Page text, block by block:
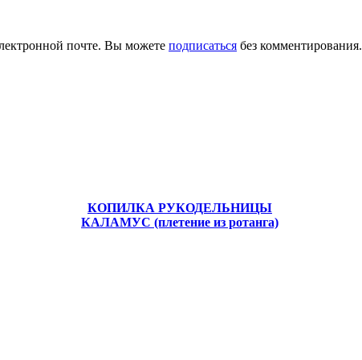
почте. Вы можете подписаться без комментирования.
КОПИЛКА РУКОДЕЛЬНИЦЫ
КАЛАМУС (плетение из ротанга)